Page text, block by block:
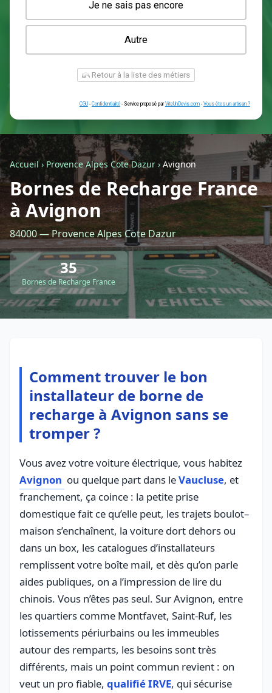
Une prise renforcée (type greenup)
Une simple prise
Je ne sais pas encore
Autre
Retour à la liste des métiers
CGU-Confidentialité- Service proposé parViteUnDevis.com-Vous
Accueil› Provence Alpes Cote Dazur ›Avignon
Bornes de Recharge France
à Avignon
84000 — Provence Alpes Cote Dazur
35
Bornes de Recharge France
Comment trouver le bon
installateur de borne de
recharge à Avignon sans se
tromper ?
Vous avez votre voiture électrique, vous habitez
Avignon ou quelque part dans leVaucluse, et
franchement, ça coince : la petite prise
domestique fait ce qu’elle peut, les trajets boulot–
maison s’enchaînent, la voiture dort dehors ou
dans un box, les catalogues d’installateurs
remplissent votre boîte mail, et dès qu’on parle
aides publiques, on a l’impression de lire du
chinois. Vous n’êtes pas seul. Sur Avignon, entre
les quartiers comme Montfavet, Saint-Ruf, les
lotissements périurbains ou les immeubles
autour des remparts, les besoins sont très
différents, mais un point commun revient : on
veut un pro fiable, qualifié IRVE, qui sécurise